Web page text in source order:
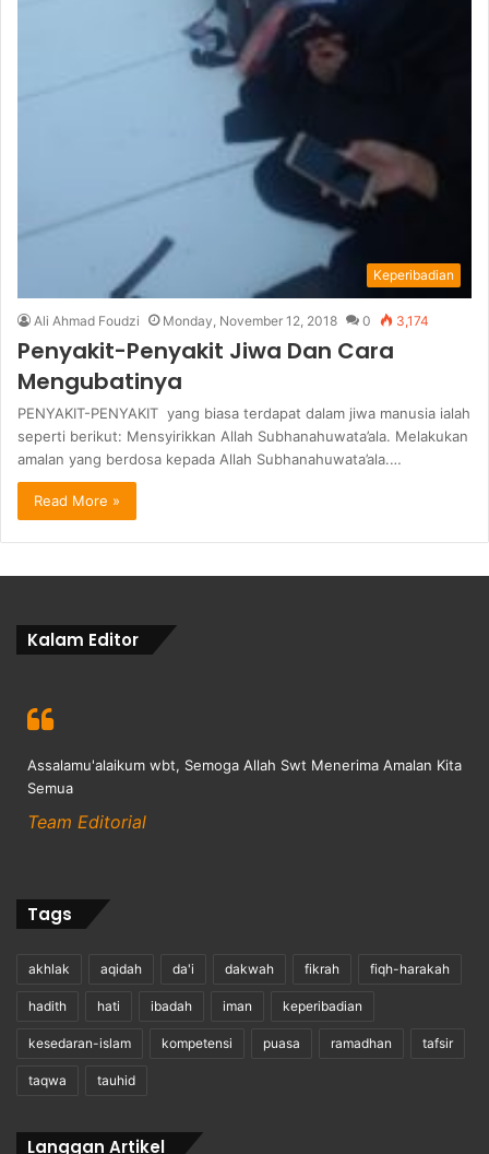
Keperibadian
Ali Ahmad Foudzi Monday, November 12, 2018 0 3,174
Penyakit-Penyakit Jiwa Dan Cara
Mengubatinya
PENYAKIT-PENYAKIT yang biasa terdapat dalam jiwa manusia ialah
seperti berikut: Mensyirikkan Allah Subhanahuwata’ala. Melakukan
amalan yang berdosa kepada Allah Subhanahuwata’ala.…
Read More »
Kalam Editor
Assalamu'alaikum wbt, Semoga Allah Swt Menerima Amalan Kita
Semua
Team Editorial
Tags
akhlak aqidah da'i dakwah fikrah fiqh-harakah
hadith hati ibadah iman keperibadian
kesedaran-islam kompetensi puasa ramadhan tafsir
taqwa tauhid
Langgan Artikel